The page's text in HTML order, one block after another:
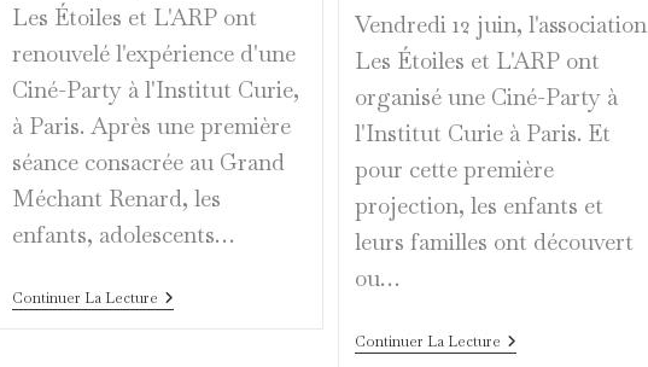
Les Étoiles et L'ARP ont
renouvelé l'expérience d'une
Ciné-Party à l'Institut Curie,
à Paris. Après une première
séance consacrée au Grand
Méchant Renard, les
enfants, adolescents…
Continuer La LectureLe
Sommet
Vendredi 12 juin, l'association
Les Étoiles et L'ARP ont
organisé une Ciné-Party à
l'Institut Curie à Paris. Et
pour cette première
projection, les enfants et
leurs familles ont découvert
ou…
Continuer La LecturePremière
Ciné-